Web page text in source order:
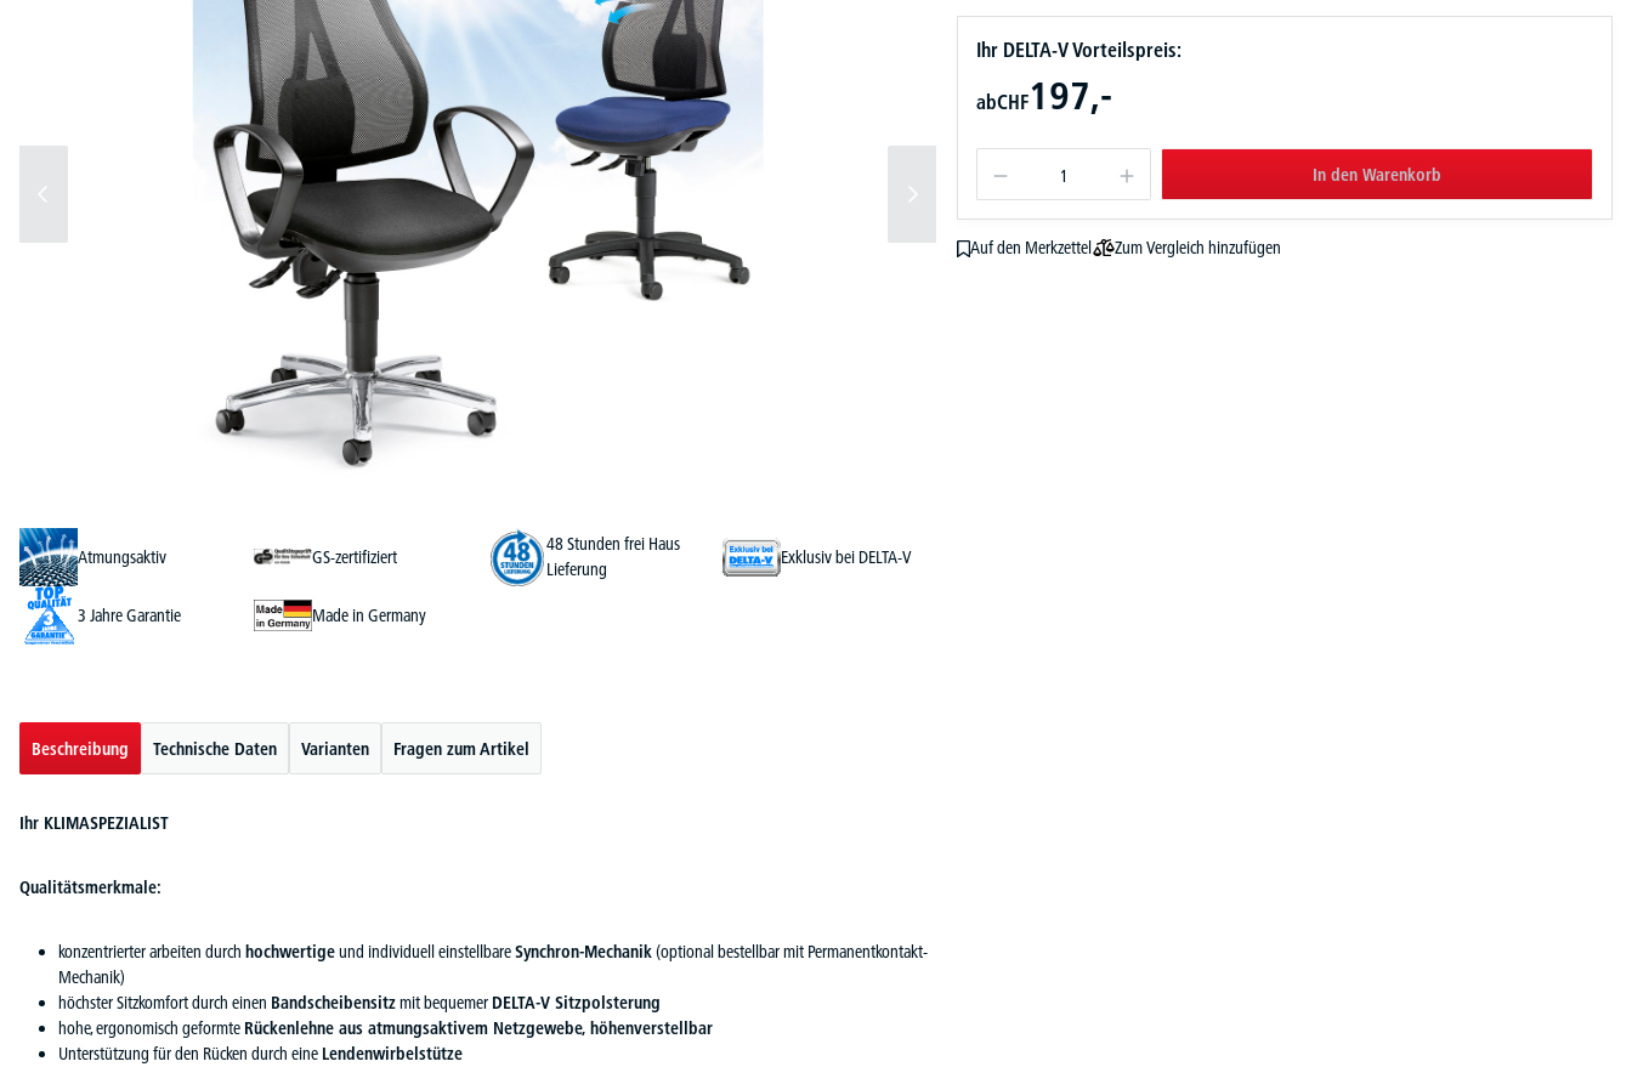
Ihr DELTA-V Vorteilspreis:
abCHF197,-
In den Warenkorb
Auf den Merkzettel Zum Vergleich hinzufügen
Atmungsaktiv GS-zertifiziert
48 Stunden frei Haus
Lieferung
Exklusiv bei DELTA-V
3 Jahre Garantie Made in Germany
Beschreibung Technische Daten Varianten Fragen zum Artikel
Ihr KLIMASPEZIALIST
Qualitätsmerkmale:
konzentrierter arbeiten durch hochwertigeund individuell einstellbareSynchron-Mechanik(optional bestellbar mit Permanentkontakt-
Mechanik)
höchster Sitzkomfort durch einen Bandscheibensitzmit bequemer DELTA-V Sitzpolsterung
hohe, ergonomisch geformte Rückenlehne aus atmungsaktivem Netzgewebe, höhenverstellbar
Unterstützung für den Rücken durch eine Lendenwirbelstütze